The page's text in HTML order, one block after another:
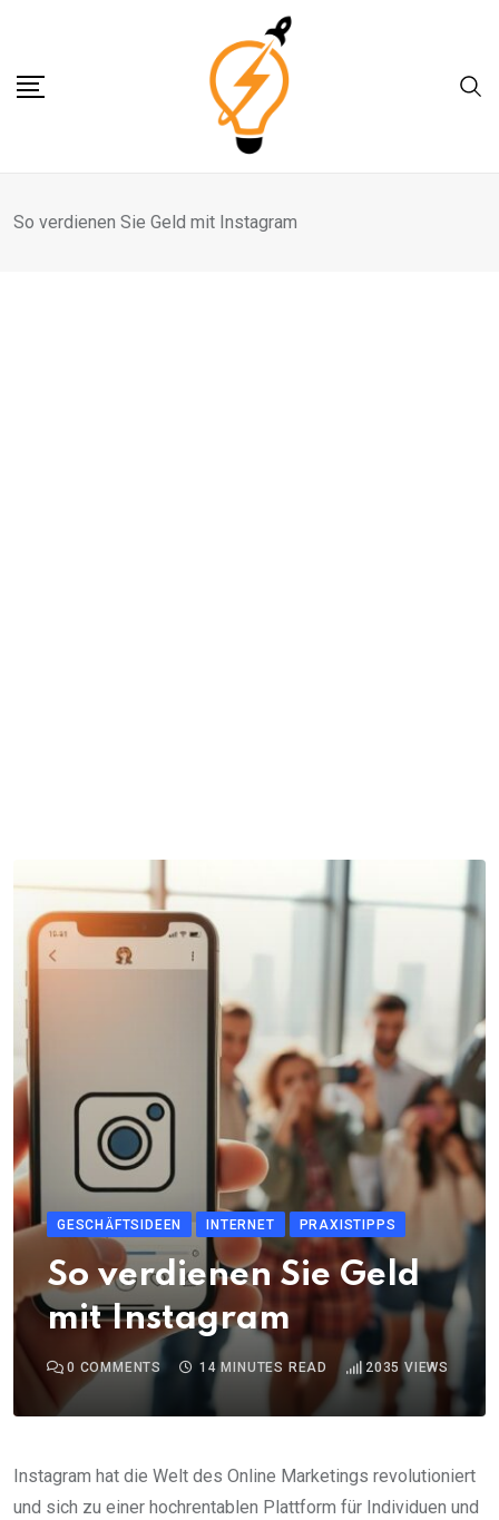
content
So verdienen Sie Geld mit Instagram
GESCHÄFTSIDEEN INTERNET PRAXISTIPPS
So verdienen Sie Geld
mit Instagram
0 COMMENTS 14 MINUTES READ 2035 VIEWS
Instagram hat die Welt des Online Marketings revolutioniert
und sich zu einer hochrentablen Plattform für Individuen und